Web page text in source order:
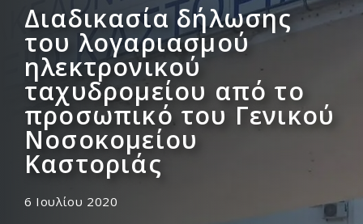
Διαδικασία δήλωσης
του λογαριασμού
ηλεκτρονικού
ταχυδρομείου από το
προσωπικό του Γενικού
Νοσοκομείου
Καστοριάς
6 Ιουλίου 2020